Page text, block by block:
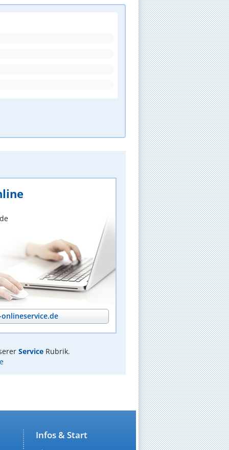
ServiceRubrik.
Infos & Start